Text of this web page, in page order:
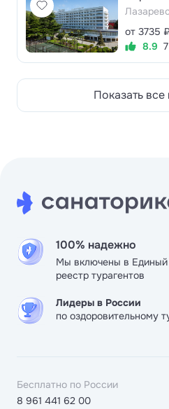
от 3735 ₽
8.9
Показать
100% надежно
Мы включены в
реестр турагентов
Лидеры в России
по оздоровительному
Бесплатно по России
8 961 441 62 00